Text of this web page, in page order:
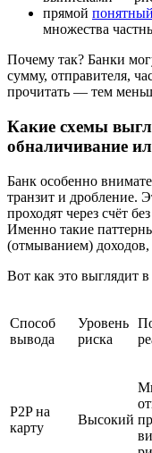
прямой
множества
Почему так? Банки
сумму, отправителя,
прочитать — тем
Какие схемы
обналичивание
Банк особенно
транзит и дробление.
проходят через счёт
Именно такие
(отмыванием)
Вот как это выглядит
Способ
вывода
Уровень
риска
P2P на
карту
Высокий